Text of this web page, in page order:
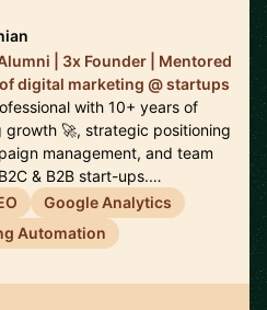
| 3x Founder | Mentored
digital marketing @ startups
with 10+ years of
🚀, strategic positioning
management, and team
& B2B start-ups.…
Google Analytics
Automation